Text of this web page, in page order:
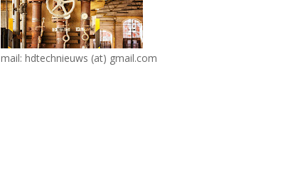
mail: hdtechnieuws (at) gmail.com